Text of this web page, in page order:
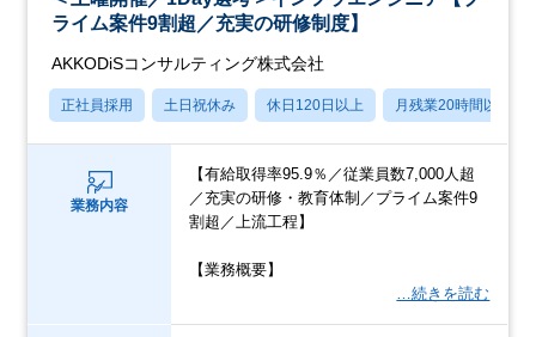
ライム案件9割超／充実の研修制度】
AKKODiSコンサルティング株式会社
正社員採用 土日祝休み 休日120日以上 月残業20時間以内
業務内容
【有給取得率95.9％／従業員数7,000人超
／充実の研修・教育体制／プライム案件9
割超／上流工程】
【業務概要】
…続きを読む